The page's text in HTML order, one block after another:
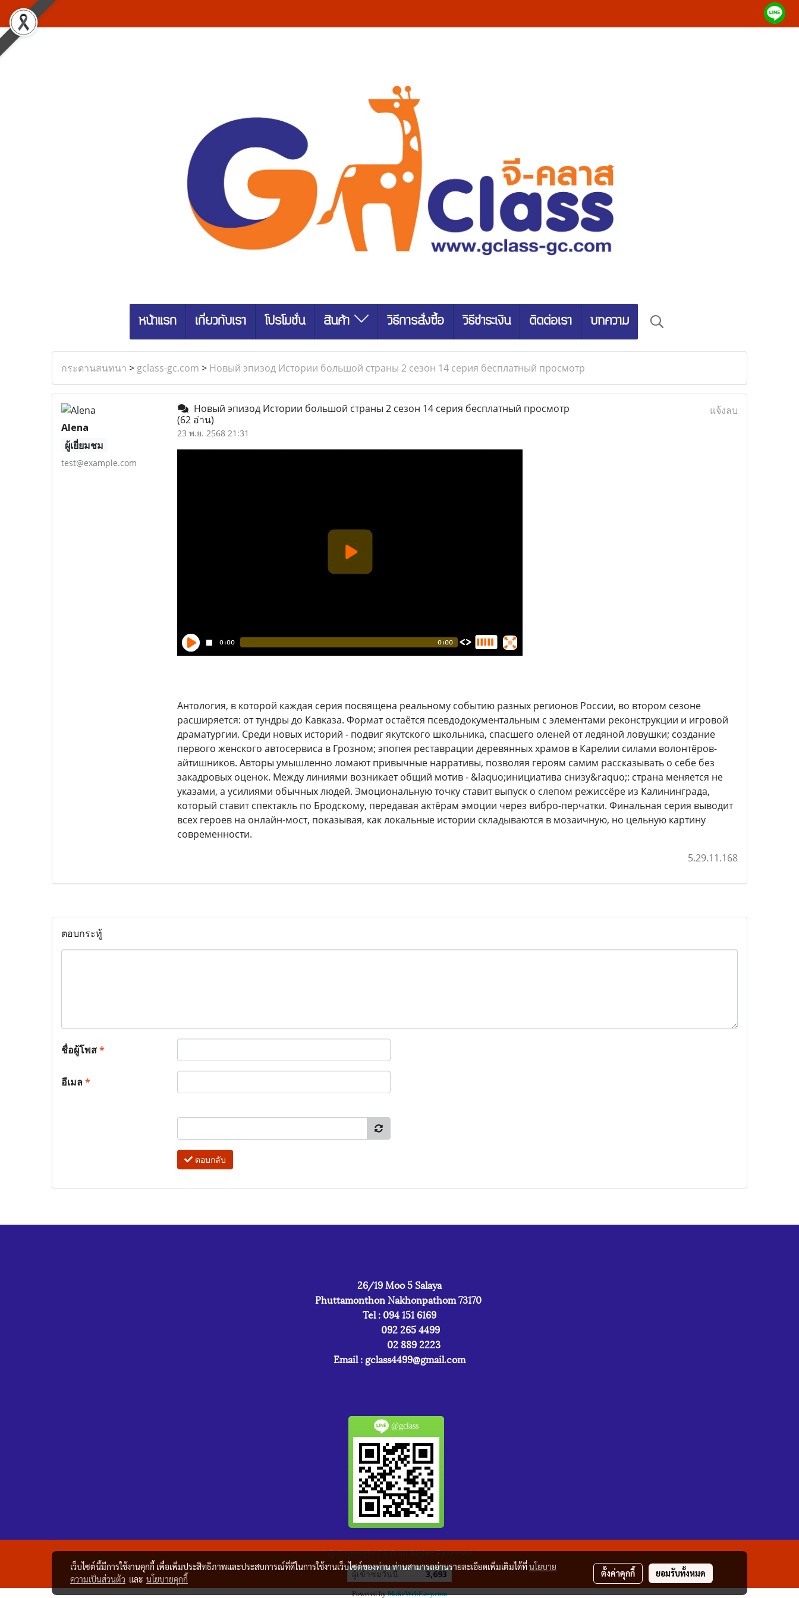
หน้าแรก เกี่ยวกับเรา โปรโมชั่น สินค้า วิธีการสั่งซื้อ วิธีชำระเงิน ติดต่อเรา บทความ
กระดานสนทนา > gclass-gc.com > Новый эпизод Истории большой страны 2 сезон 14 серия бесплатный просмотр
Alena
ผู้เยี่ยมชม
test@example.com
Новый эпизод Истории большой страны 2 сезон 14 серия бесплатный просмотр
(62 อ่าน)
23 พ.ย. 2568 21:31
แจ้งลบ
Антология, в которой каждая серия посвящена реальному событию разных регионов России, во втором сезоне
расширяется: от тундры до Кавказа. Формат остаётся псевдодокументальным с элементами реконструкции и игровой
драматургии. Среди новых историй - подвиг якутского школьника, спасшего оленей от ледяной ловушки; создание
первого женского автосервиса в Грозном; эпопея реставрации деревянных храмов в Карелии силами волонтёров-
айтишников. Авторы умышленно ломают привычные нарративы, позволяя героям самим рассказывать о себе без
закадровых оценок. Между линиями возникает общий мотив - &laquo;инициатива снизу&raquo;: страна меняется не
указами, а усилиями обычных людей. Эмоциональную точку ставит выпуск о слепом режиссёре из Калининграда,
который ставит спектакль по Бродскому, передавая актёрам эмоции через вибро-перчатки. Финальная серия выводит
всех героев на онлайн-мост, показывая, как локальные истории складываются в мозаичную, но цельную картину
современности.
5.29.11.168
ตอบกระทู้
ชื่อผู้โพส*
อีเมล*
ตอบกลับ
26/19 Moo 5 Salaya
Phuttamonthon Nakhonpathom 73170
Tel : 094 151 6169
092 265 4499
02 889 2223
Email : gclass4499@gmail.com
@gclass
© Copyright 2016 All Rights Reserved
ผู้เข้าชมวันนี้ 3,693
Powered byMakeWebEasy.com
เว็บไซต์นี้มีการใช้งานคุกกี้ เพื่อเพิ่มประสิทธิภาพและประสบการณ์ที่ดีในการใช้งานเว็บไซต์ของท่าน ท่านสามารถอ่านรายละเอียดเพิ่มเติมได้ที่นโยบาย
ความเป็นส่วนตัว และ นโยบายคุกกี้
ตั้งค่าคุกกี้ ยอมรับทั้งหมด